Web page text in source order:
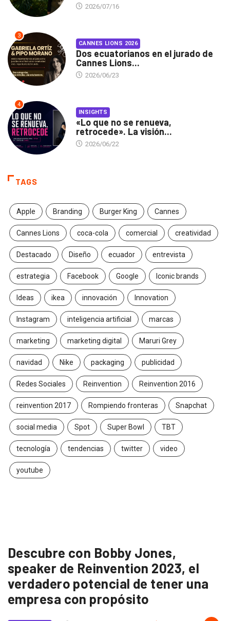
2026/07/16
3
CANNES LIONS 2026
Dos ecuatorianos en el jurado de
Cannes Lions...
2026/06/23
4
INSIGHTS
«Lo que no se renueva,
retrocede». La visión...
2026/06/22
TAGS
Apple Branding Burger King Cannes
Cannes Lions coca-cola comercial creatividad
Destacado Diseño ecuador entrevista
estrategia Facebook Google Iconic brands
Ideas ikea innovación Innovation
Instagram inteligencia artificial marcas
marketing marketing digital Maruri Grey
navidad Nike packaging publicidad
Redes Sociales Reinvention Reinvention 2016
reinvention 2017 Rompiendo fronteras Snapchat
social media Spot Super Bowl TBT
tecnología tendencias twitter video
youtube
Descubre con Bobby Jones,
speaker de Reinvention 2023, el
verdadero potencial de tener una
empresa con propósito